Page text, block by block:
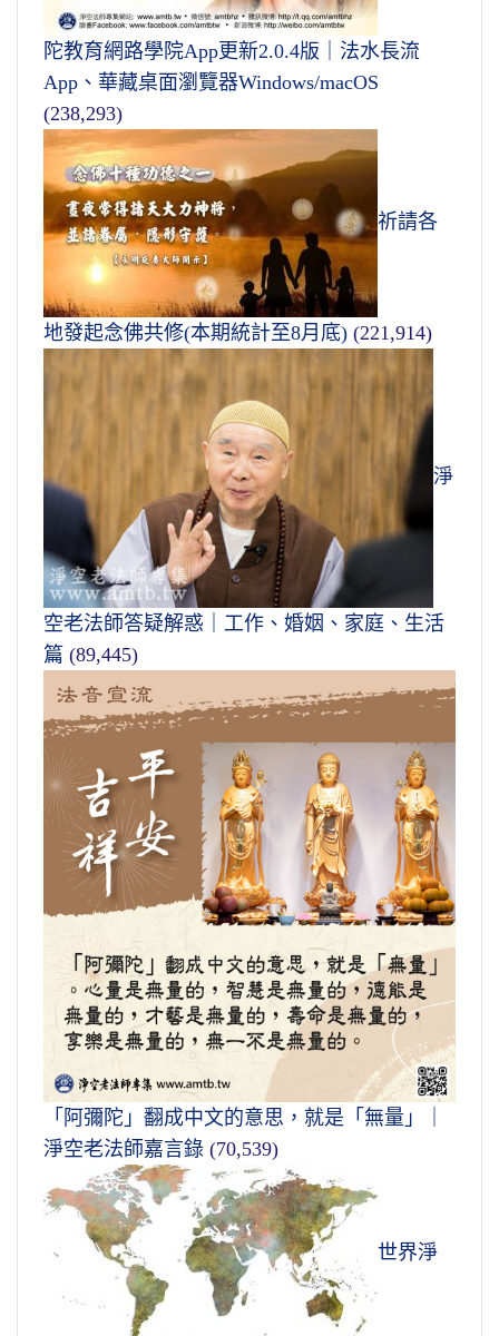
陀教育網路學院App更新2.0.4版｜法水長流
App、華藏桌面瀏覽器Windows/macOS
(238,293)
祈請各
地發起念佛共修(本期統計至8月底) (221,914)
淨
空老法師答疑解惑｜工作、婚姻、家庭、生活
篇 (89,445)
「阿彌陀」翻成中文的意思，就是「無量」｜
淨空老法師嘉言錄 (70,539)
世界淨